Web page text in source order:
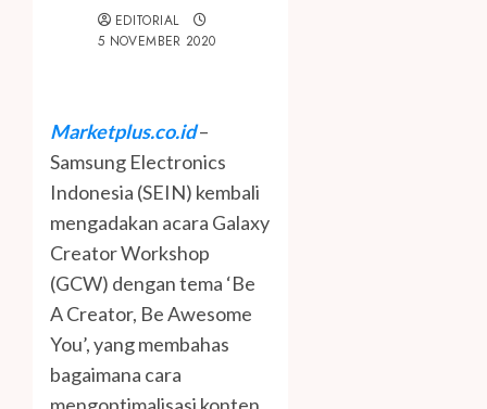
EDITORIAL
5 NOVEMBER 2020
Marketplus.co.id–
Samsung Electronics
Indonesia (SEIN) kembali
mengadakan acara Galaxy
Creator Workshop
(GCW) dengan tema ‘Be
A Creator, Be Awesome
You’, yang membahas
bagaimana cara